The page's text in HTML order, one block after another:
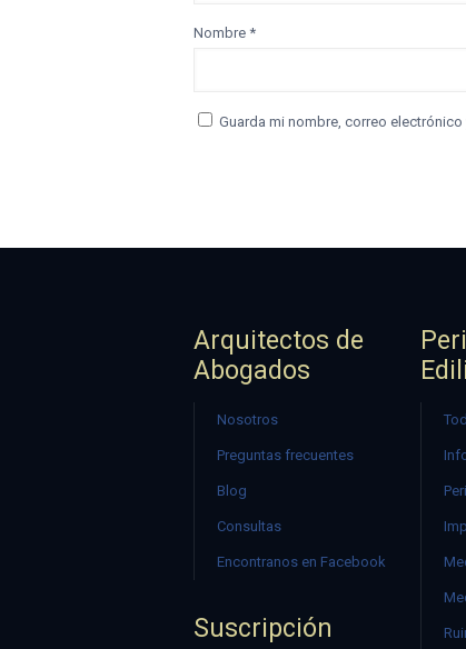
Nombre *
Guarda mi nombre, correo
Arquitectos de
Abogados
Nosotros
Preguntas frecuentes
Blog
Consultas
Encontranos en Facebook
Suscripción